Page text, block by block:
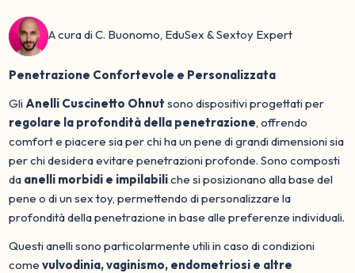
A cura di C. Buonomo, EduSex & Sextoy Expert
Penetrazione Confortevole e Personalizzata
GliAnelli Cuscinetto Ohnut sono dispositivi progettati per
regolare la profondità della penetrazione, offrendo
comfort e piacere sia per chi ha un pene di grandi dimensioni sia
per chi desidera evitare penetrazioni profonde. Sono composti
da anelli morbidi e impilabiliche si posizionano alla base del
pene o di un sex toy, permettendo di personalizzare la
profondità della penetrazione in base alle preferenze individuali.
Questi anelli sono particolarmente utili in caso di condizioni
comevulvodinia, vaginismo, endometriosi e altre